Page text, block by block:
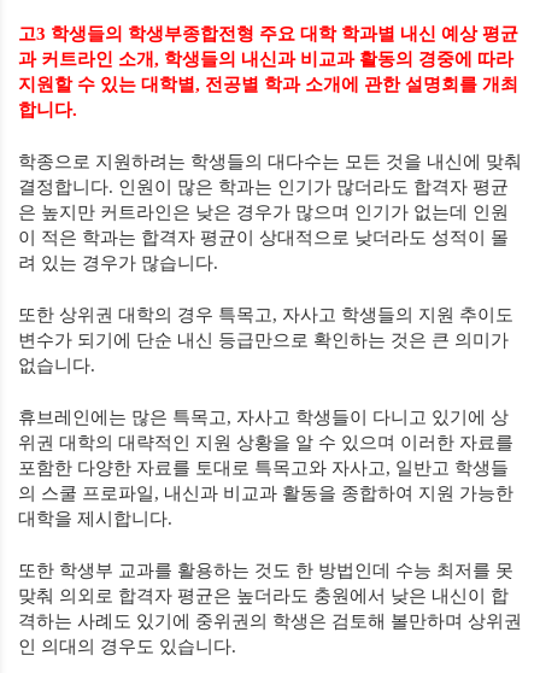
고3 학생들의 학생부종합전형 주요 대학 학과별 내신 예상 평균
과 커트라인 소개, 학생들의 내신과 비교과 활동의 경중에 따라
지원할 수 있는 대학별, 전공별 학과 소개에 관한 설명회를 개최
합니다.
학종으로 지원하려는 학생들의 대다수는 모든 것을 내신에 맞춰
결정합니다. 인원이 많은 학과는 인기가 많더라도 합격자 평균
은 높지만 커트라인은 낮은 경우가 많으며 인기가 없는데 인원
이 적은 학과는 합격자 평균이 상대적으로 낮더라도 성적이 몰
려 있는 경우가 많습니다.
또한 상위권 대학의 경우 특목고, 자사고 학생들의 지원 추이도
변수가 되기에 단순 내신 등급만으로 확인하는 것은 큰 의미가
없습니다.
휴브레인에는 많은 특목고, 자사고 학생들이 다니고 있기에 상
위권 대학의 대략적인 지원 상황을 알 수 있으며 이러한 자료를
포함한 다양한 자료를 토대로 특목고와 자사고, 일반고 학생들
의 스쿨 프로파일, 내신과 비교과 활동을 종합하여 지원 가능한
대학을 제시합니다.
또한 학생부 교과를 활용하는 것도 한 방법인데 수능 최저를 못
맞춰 의외로 합격자 평균은 높더라도 충원에서 낮은 내신이 합
격하는 사례도 있기에 중위권의 학생은 검토해 볼만하며 상위권
인 의대의 경우도 있습니다.